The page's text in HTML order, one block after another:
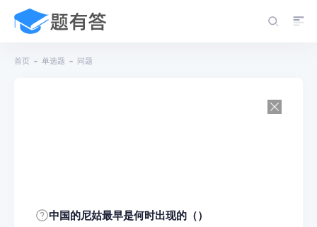
首页 单选题 问题
中国的尼姑最早是何时出现的（）